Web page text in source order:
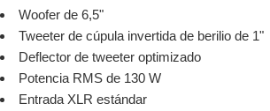
Woofer de 6,5"
Tweeter de cúpula invertida de berilio de 1"
Deflector de tweeter optimizado
Potencia RMS de 130 W
Entrada XLR estándar